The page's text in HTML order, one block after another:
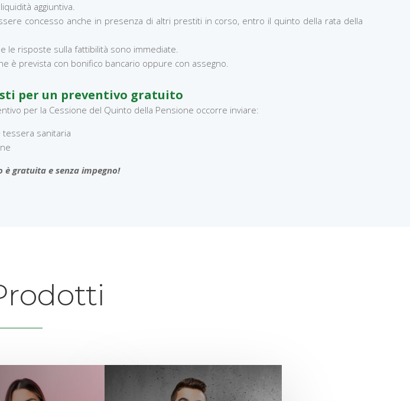
aggiuntiva.
concesso anche in presenza di altri prestiti in corso, entro il quinto della rata della
le risposte sulla fattibilità sono immediate.
è prevista con bonifico bancario oppure con assegno.
per un preventivo gratuito
per la Cessione del Quinto della Pensione occorre inviare:
tessera sanitaria
è gratuita e senza impegno!